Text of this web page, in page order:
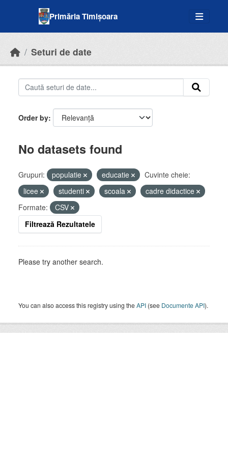
Primăria Timișoara
Seturi de date
Order by
No datasets found
Grupuri: populatie educatie
Cuvinte cheie:
licee
studenti scoala
cadre didactice
Formate:
CSV
Filtrează Rezultatele
Please try another search.
You can also access this registry using theAPI (see Documente API).